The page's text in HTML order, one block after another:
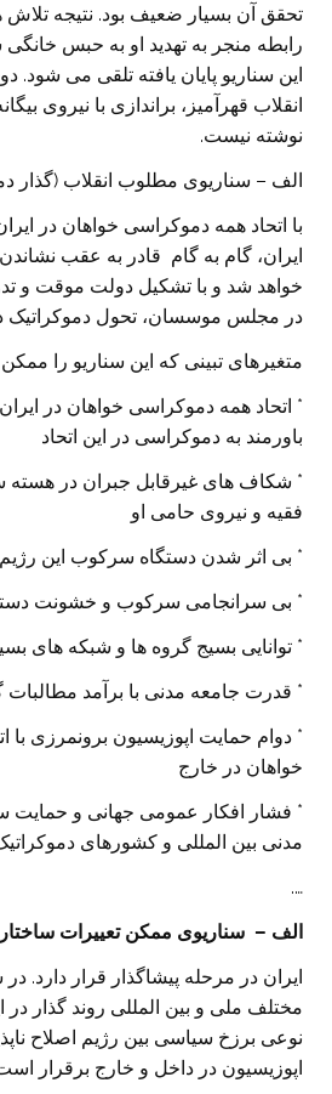
تحقق آن بسیار ضعیف بود. نتیجه تلاش
رابطه منجر به تهدید او به حبس
این سناریو پایان یافته تلقی می شود.
انقلاب قهرآمیز، براندازی با نیروی
نوشته نیست.
الف – سناریوی مطلوب انقلاب (گذار
با اتحاد همه دموکراسی خواهان در
ایران، گام به گام قادر به عقب نشاندن
خواهد شد و با تشکیل دولت موقت و
در مجلس موسسان، تحول دموکراتیک
متغیرهای تبینی که این سناریو را ممکن
* اتحاد همه دموکراسی خواهان در
باورمند به دموکراسی در این اتحاد
* شکاف های غیرقابل جبران در
فقیه و نیروی حامی او
* بی اثر شدن دستگاه سرکوب این رژیم
* بی سرانجامی سرکوب و خشونت
* توانایی بسیج گروه ها و شبکه های
* قدرت جامعه مدنی با برآمد
* دوام حمایت اپوزیسیون برونمرزی با
خواهان در خارج
* فشار افکار عمومی جهانی و حمایت
مدنی بین المللی و کشورهای
….
الف – سناریوی ممکن تعییرات
ایران در مرحله پیشاگذار قرار دارد.
مختلف ملی و بین المللی روند گذار در
نوعی برزخ سیاسی بین رژیم اصلاح
اپوزیسیون در داخل و خارج برقرار